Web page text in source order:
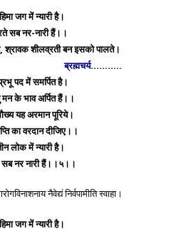
जग में न्यारी है।
सब नर-नारी हैं।।
श्रावक शीलव्रती बन इसको पालते।
ब्रह्मचर्य………..
पद में समर्पित है।
मन के भाव अर्पित हैं।।
यह अरमान पूरिये।
का वरदान दीजिए।।
लोक में न्यारी है।
नर नारी हैं।।५।।
नैवेद्यं निर्वपामीति स्वाहा।
जग में न्यारी है।